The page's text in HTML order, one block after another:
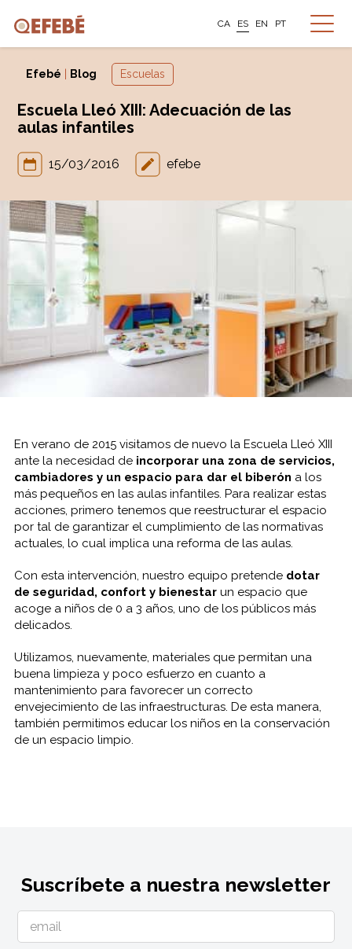
CA ES EN PT
Efebé Blog Escuelas
Escuela Lleó XIII: Adecuación de las
aulas infantiles
15/03/2016 efebe
En verano de 2015 visitamos de nuevo la Escuela Lleó XIII
ante la necesidad de incorporar una zona de servicios,
cambiadores y un espacio para dar el biberón a los
más pequeños en las aulas infantiles. Para realizar estas
acciones, primero tenemos que reestructurar el espacio
por tal de garantizar el cumplimiento de las normativas
actuales, lo cual implica una reforma de las aulas.
Con esta intervención, nuestro equipo pretende dotar
de seguridad, confort y bienestarun espacio que
acoge a niños de 0 a 3 años, uno de los públicos más
delicados.
Utilizamos, nuevamente, materiales que permitan una
buena limpieza y poco esfuerzo en cuanto a
mantenimiento para favorecer un correcto
envejecimiento de las infraestructuras. De esta manera,
también permitimos educar los niños en la conservación
de un espacio limpio.
Suscríbete a nuestra newsletter